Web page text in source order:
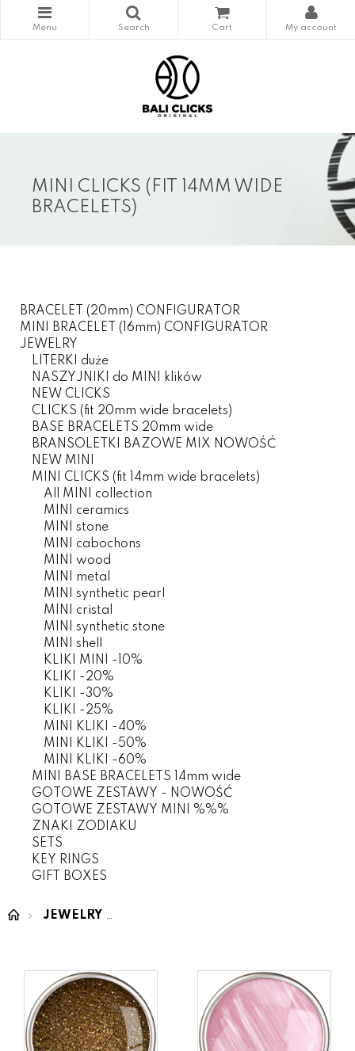
MINI CLICKS (FIT 14MM WIDE
BRACELETS)
BRACELET (20mm) CONFIGURATOR
MINI BRACELET (16mm) CONFIGURATOR
JEWELRY
LITERKI duże
NASZYJNIKI do MINI klików
NEW CLICKS
CLICKS (fit 20mm wide bracelets)
BASE BRACELETS 20mm wide
BRANSOLETKI BAZOWE MIX NOWOŚĆ
NEW MINI
MINI CLICKS (fit 14mm wide bracelets)
All MINI collection
MINI ceramics
MINI stone
MINI cabochons
MINI wood
MINI metal
MINI synthetic pearl
MINI cristal
MINI synthetic stone
MINI shell
KLIKI MINI -10%
KLIKI -20%
KLIKI -30%
KLIKI -25%
MINI KLIKI -40%
MINI KLIKI -50%
MINI KLIKI -60%
MINI BASE BRACELETS 14mm wide
GOTOWE ZESTAWY - NOWOŚĆ
GOTOWE ZESTAWY MINI %%%
ZNAKI ZODIAKU
SETS
KEY RINGS
GIFT BOXES
JEWELRY